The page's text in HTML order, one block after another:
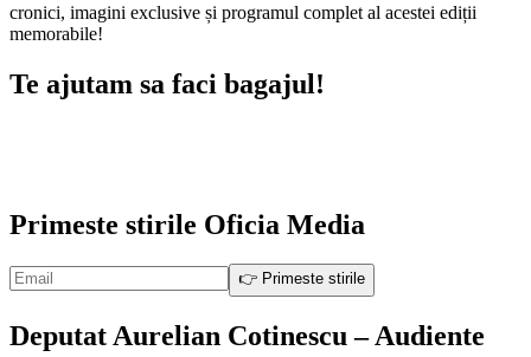
cronici, imagini exclusive și programul complet al acestei ediții
memorabile!
Te ajutam sa faci bagajul!
Primeste stirile Oficia Media
Deputat Aurelian Cotinescu – Audiente